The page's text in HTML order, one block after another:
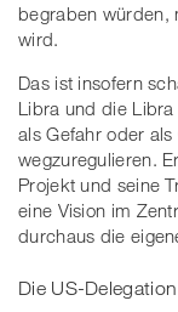
begraben würden,
wird.
Das ist insofern
Libra und die
als Gefahr oder
wegzuregulieren.
Projekt und seine
eine Vision im
durchaus die
Die US-